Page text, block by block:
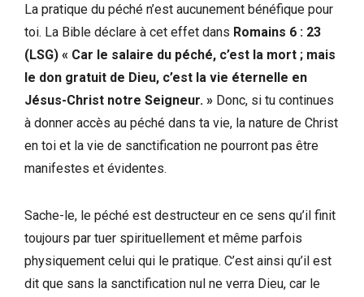
La pratique du péché n’est aucunement bénéfique pour
toi. La Bible déclare à cet effet dans Romains 6 : 23
(LSG) « Car le salaire du péché, c’est la mort ; mais
le don gratuit de Dieu, c’est la vie éternelle en
Jésus-Christ notre Seigneur. » Donc, si tu continues
à donner accès au péché dans ta vie, la nature de Christ
en toi et la vie de sanctification ne pourront pas être
manifestes et évidentes.
Sache-le, le péché est destructeur en ce sens qu’il finit
toujours par tuer spirituellement et même parfois
physiquement celui qui le pratique. C’est ainsi qu’il est
dit que sans la sanctification nul ne verra Dieu, car le